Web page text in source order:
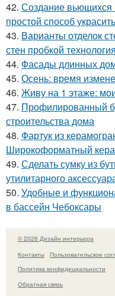
42. Создание вьющихся
простой способ
43. Варианты отделок
стен пробкой
44. Фасады длинных
45. Осень: время
46. Живу на 1 этаже:
47. Профилированный
строительства дома
48. Фартук из
Широкоформатный
49. Сделать сумку из
утилитарного
50. Удобные и
в бассейн Чебоксары
© 2026 Дизайн интерьера
Контакты
Пользовательское
Политика конфидециальности
Обратная связь